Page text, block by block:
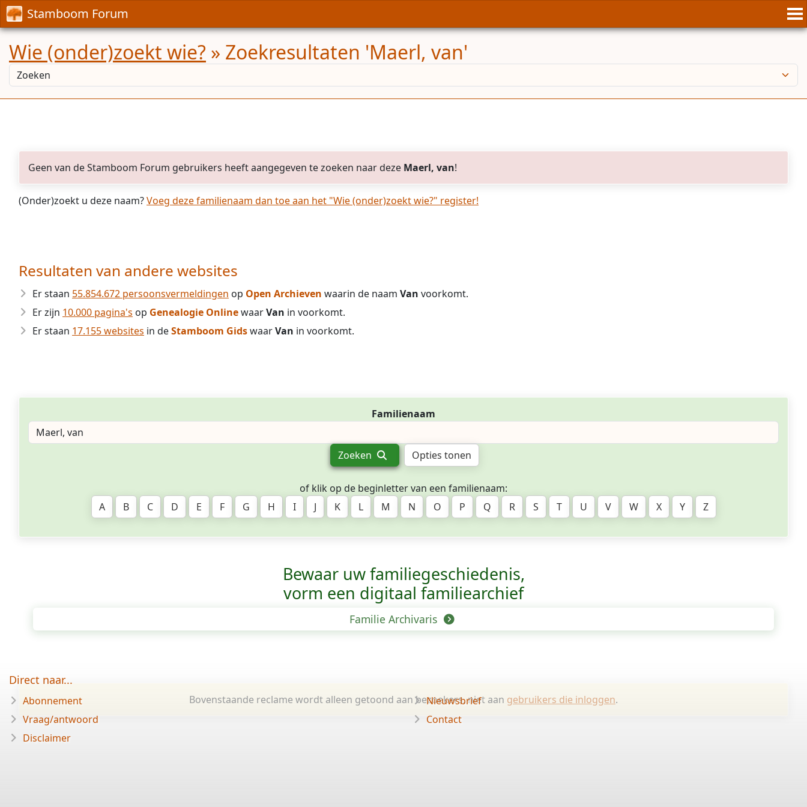
Stamboom Forum
Wie (onder)zoekt wie? » Zoekresultaten 'Maerl, van'
Geen van de Stamboom Forum gebruikers heeft aangegeven te zoeken naar deze Maerl, van!
(Onder)zoekt u deze naam?Voeg deze familienaam dan toe aan het "Wie (onder)zoekt wie?" register!
Resultaten van andere websites
Er staan 55.854.672 persoonsvermeldingen op Open Archieven waarin de naam Van voorkomt.
Er zijn 10.000 pagina's op Genealogie OnlinewaarVan in voorkomt.
Er staan 17.155 websites in deStamboom GidswaarVan in voorkomt.
Familienaam
Zoeken Opties tonen
of klik op de beginletter van een familienaam:
A
B C D E F G H I J K L M N O P Q R S T U V W X Y Z
Bewaar uw familie­geschiedenis,
vorm een digitaal familiearchief
Familie Archivaris
Bovenstaande reclame wordt alleen getoond aan bezoekers, niet aan gebruikers die inloggen.
Direct naar...
Abonnement
Vraag/antwoord
Disclaimer
Nieuwsbrief
Contact